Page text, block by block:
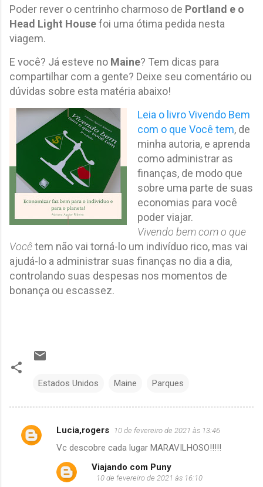
Poder rever o centrinho charmoso de Portland e o
Head Light Housefoi uma ótima pedida nesta
viagem.
E você? Já esteve no Maine? Tem dicas para
compartilhar com a gente? Deixe seu comentário ou
dúvidas sobre esta matéria abaixo!
Leia o livro Vivendo Bem
com o que Você tem, de
minha autoria, e aprenda
como administrar as
finanças, de modo que
sobre uma parte de suas
economias para você
poder viajar.
Vivendo bem com o que
Vocêtem não vai torná-lo um indivíduo rico, mas vai
ajudá-lo a administrar suas finanças no dia a dia,
controlando suas despesas nos momentos de
bonança ou escassez.
Estados Unidos Maine Parques
C
Lucia,rogers 10 de fevereiro de 2021 às 13:46
Vc descobre cada lugar MARAVILHOSO!!!!!
Viajando com Puny
10 de fevereiro de 2021 às 16:10